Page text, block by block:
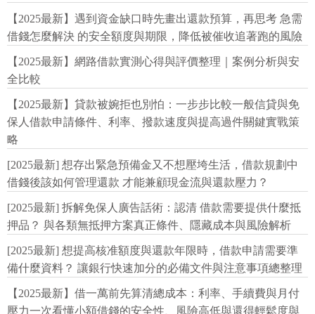
【2025最新】遇到資金缺口時先畫出還款預算，再思考 急需
借錢怎麼解決 的安全額度與期限，降低被催收追著跑的風險
【2025最新】網路借款實測心得與評價整理｜案例分析與安
全比較
【2025最新】貸款被婉拒也別怕：一步步比較一般信貸與免
保人借款申請條件、利率、撥款速度與提高過件關鍵實戰策
略
[2025最新] 想存出緊急預備金又不想壓垮生活，借款規劃中
借錢後該如何管理還款 才能兼顧現金流與還款壓力？
[2025最新] 拆解免保人廣告話術：認清 借款需要提供什麼抵
押品？ 與各類無抵押方案真正條件、隱藏成本與風險解析
[2025最新] 想提高核准額度與還款年限時，借款申請需要準
備什麼資料？ 讓銀行快速加分的必備文件與注意事項總整理
【2025最新】借一萬前先算清總成本：利率、手續費與月付
壓力一次看懂小額借錢的安全性、風險高低與還得輕鬆度與